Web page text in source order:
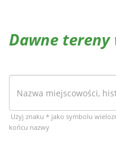
Dawne tereny
Użyj znaku * jako symbolu
końcu nazwy